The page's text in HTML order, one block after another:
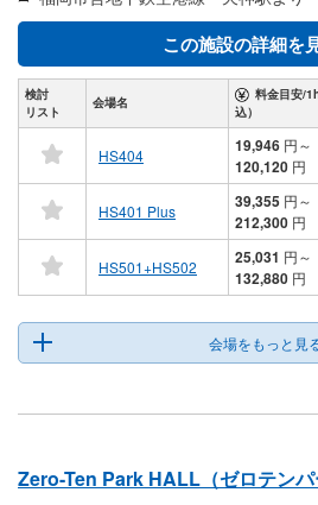
この施設の詳細を
検討
リスト
会場名
料金目安/
込）
HS404 19,946 円～
120,120 円
HS401 Plus 39,355 円～
212,300 円
HS501+HS502 25,031 円～
132,880 円
会場をもっと見
Zero-Ten Park HALL（ゼロテンパ